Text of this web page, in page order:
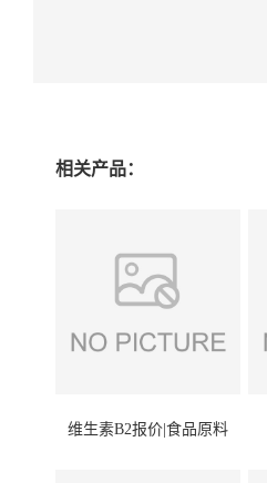
相关产品：
维生素B2报价|食品原料